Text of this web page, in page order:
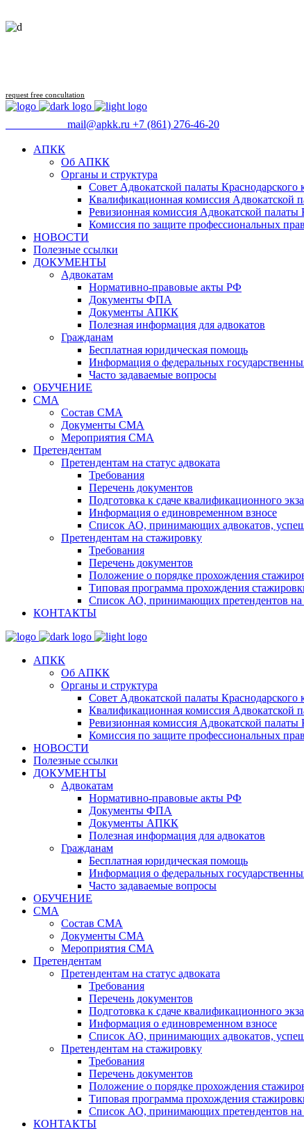
request free concultation
mail@apkk.ru +7 (861) 276-46-20
АПКК
Об АПКК
Органы и структура
Совет Адвокатской палаты Краснодарского
Квалификационная комиссия Адвокатской
Ревизионная комиссия Адвокатской палаты
Комиссия по защите профессиональных
НОВОСТИ
Полезные ссылки
ДОКУМЕНТЫ
Адвокатам
Нормативно-правовые акты РФ
Документы ФПА
Документы АПКК
Полезная информация для адвокатов
Гражданам
Бесплатная юридическая помощь
Информация о федеральных
Часто задаваемые вопросы
ОБУЧЕНИЕ
СМА
Состав СМА
Документы СМА
Мероприятия СМА
Претендентам
Претендентам на статус адвоката
Требования
Перечень документов
Подготовка к сдаче квалификационного
Информация о единовременном взносе
Список АО, принимающих адвокатов,
Претендентам на стажировку
Требования
Перечень документов
Положение о порядке прохождения
Типовая программа прохождения
Список АО, принимающих претендентов на
КОНТАКТЫ
АПКК
Об АПКК
Органы и структура
Совет Адвокатской палаты Краснодарского
Квалификационная комиссия Адвокатской
Ревизионная комиссия Адвокатской палаты
Комиссия по защите профессиональных
НОВОСТИ
Полезные ссылки
ДОКУМЕНТЫ
Адвокатам
Нормативно-правовые акты РФ
Документы ФПА
Документы АПКК
Полезная информация для адвокатов
Гражданам
Бесплатная юридическая помощь
Информация о федеральных
Часто задаваемые вопросы
ОБУЧЕНИЕ
СМА
Состав СМА
Документы СМА
Мероприятия СМА
Претендентам
Претендентам на статус адвоката
Требования
Перечень документов
Подготовка к сдаче квалификационного
Информация о единовременном взносе
Список АО, принимающих адвокатов,
Претендентам на стажировку
Требования
Перечень документов
Положение о порядке прохождения
Типовая программа прохождения
Список АО, принимающих претендентов на
КОНТАКТЫ